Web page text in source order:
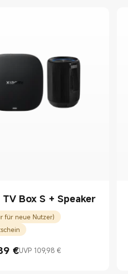
Box S + Speaker
für neue Nutzer)
€
€104.89
UVP 109,98 €
€